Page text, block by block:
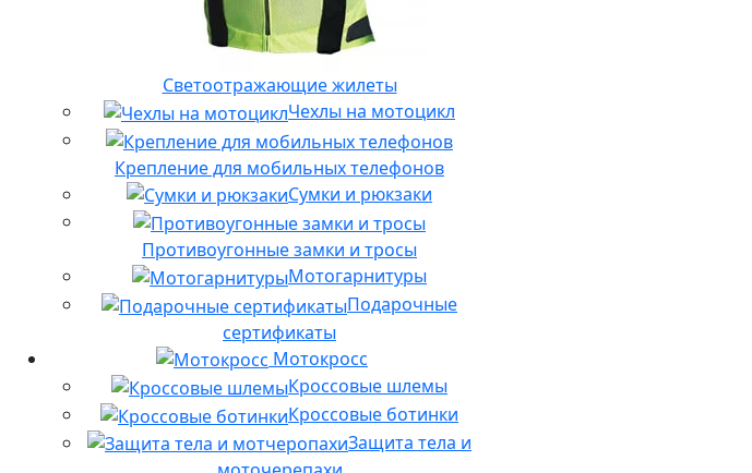
Светоотражающие жилеты
Чехлы на мотоцикл
Крепление для мобильных телефонов
Сумки и рюкзаки
Противоугонные замки и тросы
Мотогарнитуры
Подарочные
сертификаты
Мотокросс
Кроссовые шлемы
Кроссовые ботинки
Защита тела и